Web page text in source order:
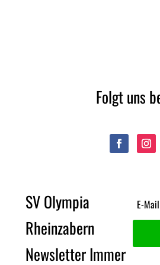
Folgt uns
SV Olympia
Rheinzabern
Newsletter Immer